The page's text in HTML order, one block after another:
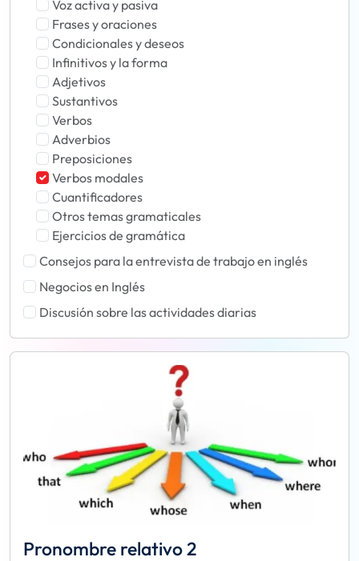
Voz activa y pasiva
Frases y oraciones
Condicionales y deseos
Infinitivos y la forma
Adjetivos
Sustantivos
Verbos
Adverbios
Preposiciones
Verbos modales
Cuantificadores
Otros temas gramaticales
Ejercicios de gramática
Consejos para la entrevista de trabajo en inglés
Negocios en Inglés
Discusión sobre las actividades diarias
Pronombre relativo 2